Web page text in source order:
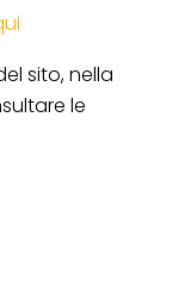
sito, nella
le